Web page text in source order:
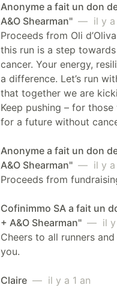
Anonyme a fait un don
A&O Shearman" — il y a
Proceeds from Oli
this run is a step
cancer. Your energy,
a difference. Let’s run
that together we are
Keep pushing – for
for a future without
Anonyme a fait un don
A&O Shearman" — il y a
Proceeds from
Cofinimmo SA a fait un
+ A&O Shearman" — il y
Cheers to all runners
you.
Claire — il y a 1 an